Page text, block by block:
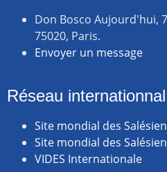
Don Bosco Aujourd'hui,
75020, Paris.
Envoyer un message
Réseau internationnal
Site mondial des
Site mondial des
VIDES Internationale